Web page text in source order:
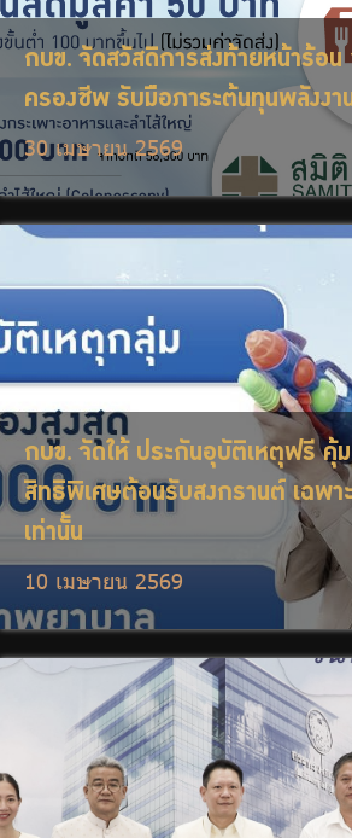
กบข. จัดสวัสดิการส่งท้ายหน้าร้อน
ครองชีพ รับมือภาระต้นทุนพลังงา
30 เมษายน 2569
กบข. จัดให้ ประกันอุบัติเหตุฟรี คุ้ม
สิทธิพิเศษต้อนรับสงกรานต์ เฉพา
เท่านั้น
10 เมษายน 2569